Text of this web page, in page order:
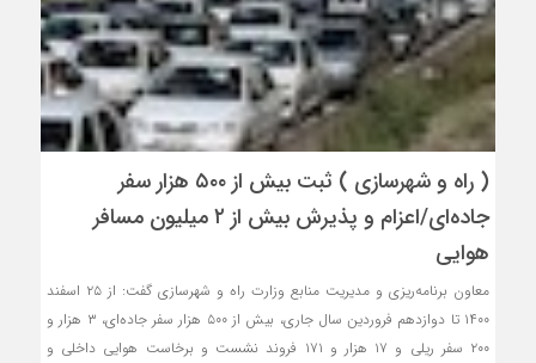
( راه و شهرسازی ) ثبت بیش از ۵۰۰ هزار سفر
جاده‌ای/اعزام و پذیرش بیش از ۲ میلیون مسافر
هوایی
معاون برنامه‌ریزی و مدیریت منابع وزارت راه و شهرسازی گفت: از ۲۵ اسفند
۱۴۰۰ تا دوازدهم فروردین سال جاری، بیش از ۵۰۰ هزار سفر جاده‌ای، ۳ هزار و
۲۰۰ سفر ریلی و ۱۷ هزار و ۱۷۱ فروند نشست و برخاست هوایی داخلی و